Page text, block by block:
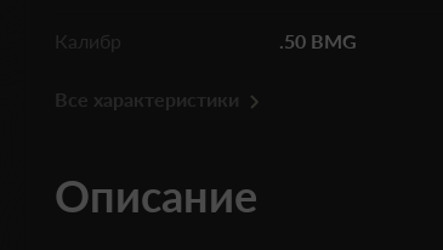
Калибр .50 BMG
Все характеристики
Описание